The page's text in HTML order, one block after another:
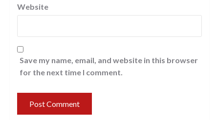
Website
Save my name, email, and website in this browser
for the next time I comment.